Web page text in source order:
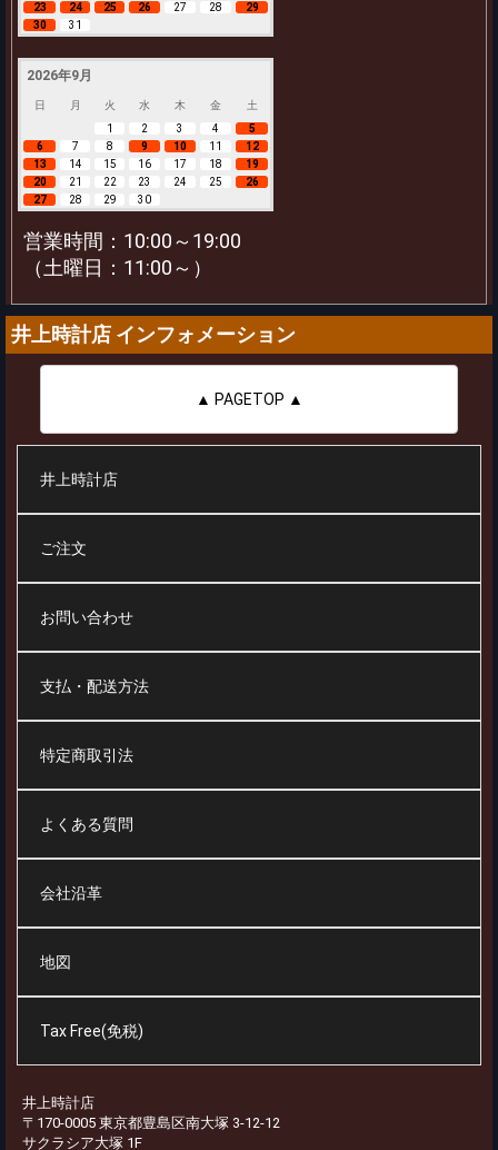
23
24 25 26 27 28
29
30
31
2026年9月
日 月 火 水 木 金
土
1
2 3 4
5
6
7 8 9 10 11
12
13
14 15 16 17 18
19
20
21 22 23 24 25
26
27
28 29 30
営業時間：10:00～19:00
（土曜日：11:00～）
井上時計店 インフォメーション
▲ PAGETOP ▲
井上時計店
ご注文
お問い合わせ
支払・配送方法
特定商取引法
よくある質問
会社沿革
地図
Tax Free(免税)
井上時計店
〒170-0005 東京都豊島区南大塚 3-12-12
サクラシア大塚 1F